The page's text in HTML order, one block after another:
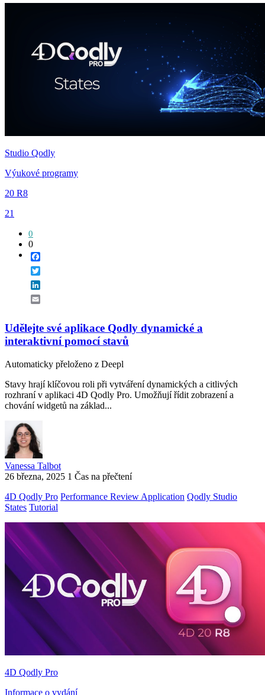
Studio Qodly
Výukové programy
20 R8
21
0
0
Udělejte své aplikace Qodly dynamické a
interaktivní pomocí stavů
Automaticky přeloženo z Deepl
Stavy hrají klíčovou roli při vytváření dynamických a citlivých
rozhraní v aplikaci 4D Qodly Pro. Umožňují řídit zobrazení a
chování widgetů na základ...
Vanessa Talbot
26 března, 2025 1 Čas na přečtení
4D Qodly Pro Performance Review Application Qodly Studio
States Tutorial
4D Qodly Pro
Informace o vydání